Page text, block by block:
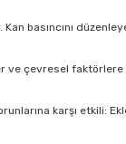
basıncını
ve çevresel
karşı etkili: